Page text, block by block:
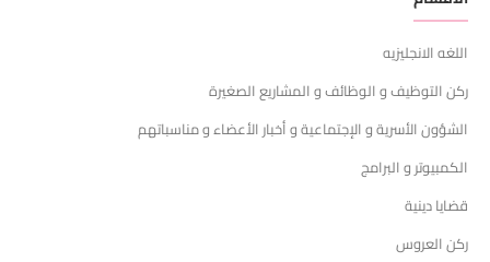
اللغه الانجليزيه
ركن التوظيف و الوظائف و المشاريع الصغيرة
الشؤون الأسرية و الإجتماعية و أخبار الأعضاء و مناسباتهم
الكمبيوتر و البرامج
قضايا دينية
ركن العروس